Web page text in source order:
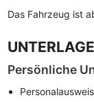
Das Fahrzeug ist
Persönliche